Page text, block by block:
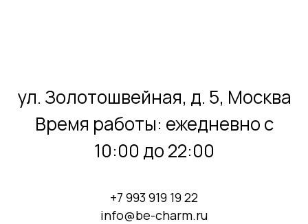
ул. Золотошвейная, д. 5, Москва
Время работы: ежедневно с
10:00 до 22:00
+7 993 919 19 22
info@be-charm.ru